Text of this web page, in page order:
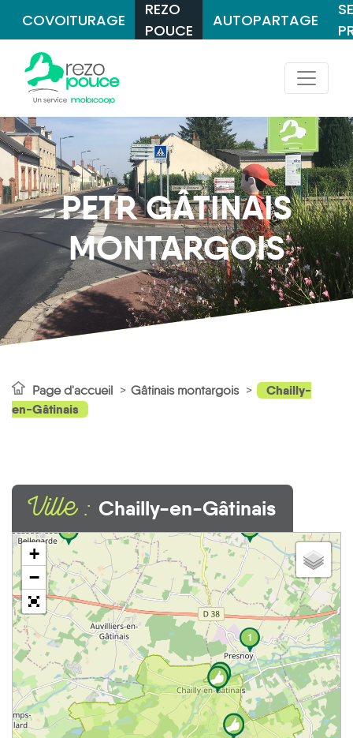
COVOITURAGE
REZO
POUCE
AUTOPARTAGE
PETR GÂTINAIS
MONTARGOIS
Page d'accueil Gâtinais montargois
Chailly-
en-Gâtinais
Ville : Chailly-en-Gâtinais
1
1
+
−